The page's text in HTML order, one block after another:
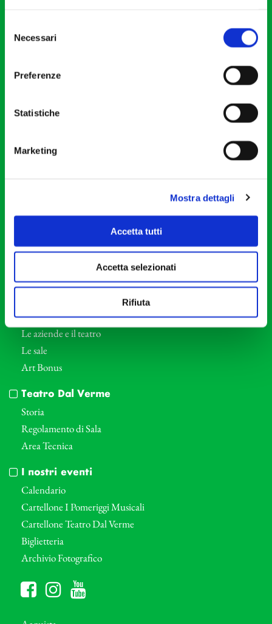
delNecessari
Preferenze
Statistiche
Marketing
Mostra dettagli
Accetta tutti
Accetta selezionati
Rifiuta
Via S. Giovanni sul Muro, 2
Cod. Fisc. 80078650159
Orchestra I Pomeriggi Musicali
Direttore Artistico
Professori d’Orchestra
Eventi Corporate
Le aziende e il teatro
Le sale
Art Bonus
Teatro Dal Verme
Storia
Regolamento di Sala
Area Tecnica
I nostri eventi
Calendario
Cartellone I Pomeriggi Musicali
Cartellone Teatro Dal Verme
Biglietteria
Archivio Fotografico